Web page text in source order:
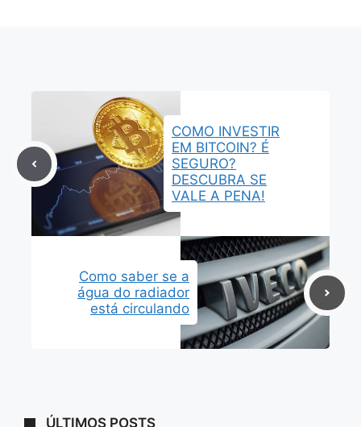
COMO INVESTIR
EM BITCOIN? É
SEGURO?
DESCUBRA SE
VALE A PENA!
Como saber se a
água do radiador
está circulando
ÚLTIMOS POSTS